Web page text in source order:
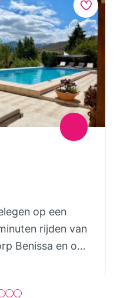
op een
rijden van
Benissa en op